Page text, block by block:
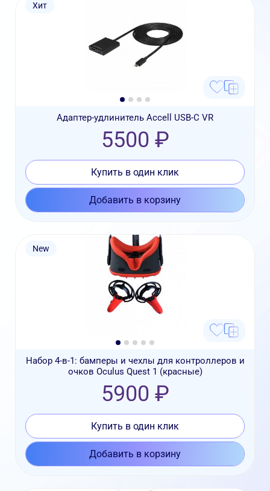
Хит
Адаптер-удлинитель Accell USB-C VR
5500 ₽
Купить в один клик
Добавить в корзину
New
Набор 4-в-1: бамперы и чехлы для контроллеров и
очков Oculus Quest 1 (красные)
5900 ₽
Купить в один клик
Добавить в корзину